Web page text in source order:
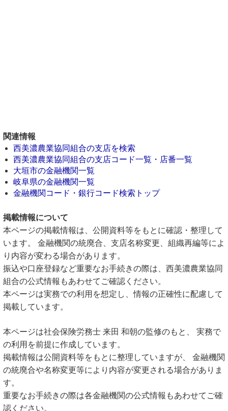
関連情報
西美濃農業協同組合の支店を検索
西美濃農業協同組合の支店コード一覧・店番一覧
大垣市の金融機関一覧
岐阜県の金融機関一覧
金融機関コード・銀行コード検索トップ
掲載情報について
本ページの掲載情報は、公開資料等をもとに確認・整理して
います。 金融機関の統廃合、支店名称変更、組織再編等によ
り内容が変わる場合があります。
振込や口座登録など重要なお手続きの際は、西美濃農業協同
組合の公式情報もあわせてご確認ください。
本ページは実務での利用を想定し、情報の正確性に配慮して
掲載しています。
本ページは社会保険労務士 来田 和朝の監修のもと、 実務で
の利用を前提に作成しています。
掲載情報は公開資料等をもとに整理していますが、 金融機関
の統廃合や名称変更等により内容が変更される場合がありま
す。
重要なお手続きの際は各金融機関の公式情報もあわせてご確
認ください。